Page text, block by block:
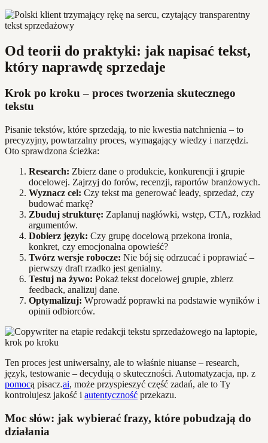
Od teorii do praktyki: jak napisać tekst,
który naprawdę sprzedaje
Krok po kroku – proces tworzenia skutecznego
tekstu
Pisanie tekstów, które sprzedają, to nie kwestia natchnienia – to
precyzyjny, powtarzalny proces, wymagający wiedzy i narzędzi.
Oto sprawdzona ścieżka:
Research: Zbierz dane o produkcie, konkurencji i grupie
docelowej. Zajrzyj do forów, recenzji, raportów branżowych.
Wyznacz cel: Czy tekst ma generować leady, sprzedaż, czy
budować markę?
Zbuduj strukturę: Zaplanuj nagłówki, wstęp, CTA, rozkład
argumentów.
Dobierz język: Czy grupę docelową przekona ironia,
konkret, czy emocjonalna opowieść?
Twórz wersje robocze: Nie bój się odrzucać i poprawiać –
pierwszy draft rzadko jest genialny.
Testuj na żywo: Pokaż tekst docelowej grupie, zbierz
feedback, analizuj dane.
Optymalizuj: Wprowadź poprawki na podstawie wyników i
opinii odbiorców.
Ten proces jest uniwersalny, ale to właśnie niuanse – research,
język, testowanie – decydują o skuteczności. Automatyzacja, np. z
pomocą pisacz.ai, może przyspieszyć część zadań, ale to Ty
kontrolujesz jakość i autentyczność przekazu.
Moc słów: jak wybierać frazy, które pobudzają do
działania